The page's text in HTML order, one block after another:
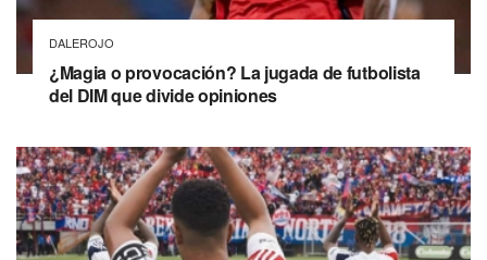
DALEROJO
¿Magia o provocación? La jugada de futbolista
del DIM que divide opiniones